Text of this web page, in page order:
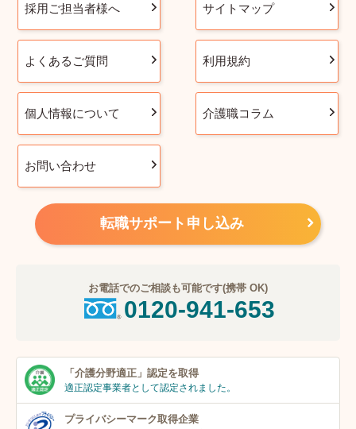
採用ご担当者様へ サイトマップ
よくあるご質問 利用規約
個人情報について 介護職コラム
お問い合わせ
転職サポート申し込み
お電話でのご相談も可能です(携帯 OK)
0120-941-653
「介護分野適正」 認定を取得
適正認定事業者として認定されました。
プライバシーマーク取得企業